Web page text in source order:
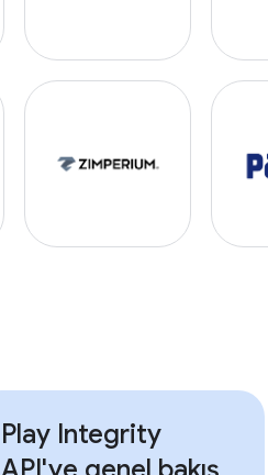
Play Integrity